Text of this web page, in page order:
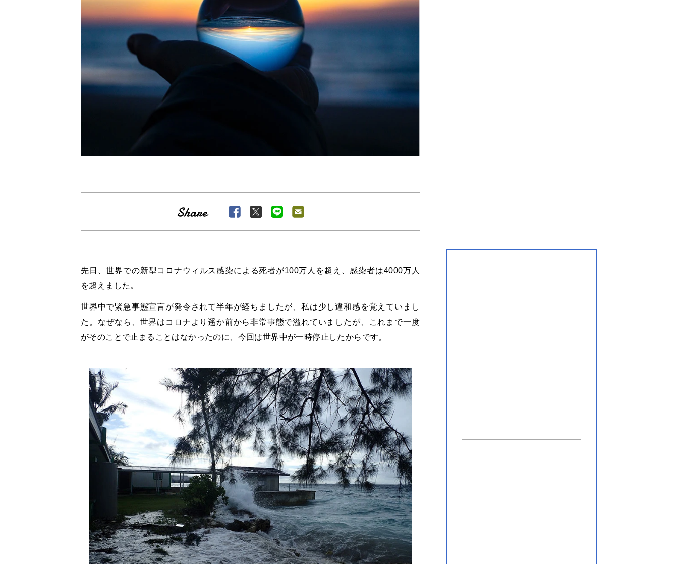
先日、世界での新型コロナウィルス感染による死者が100万人を超え、感染者は4000万人
を超えました。
世界中で緊急事態宣言が発令されて半年が経ちましたが、私は少し違和感を覚えていまし
た。なぜなら、世界はコロナより遥か前から非常事態で溢れていましたが、これまで一度
がそのことで止まることはなかったのに、今回は世界中が一時停止したからです。